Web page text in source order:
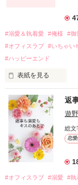
それから約十二年後
過去の傷から、二度
運命のような再会を
酔った勢いで一夜を
さらに、美桜が初め
『責任をとる、結婚
戸惑う美桜とは裏腹
甘やかしてくる。
そんなある日、哲平
遭っていることを知
美桜を守るため、
夏木美桜(なつきみ
#溺愛＆執着愛 #俺様 #御
#オフィスラブ #いちゃい
#ハッピーエンド
表紙を見る
おかしな噂を流さ
桜は、海外で傷心旅
い、酒の勢いもあり
帰国後、美桜は新
なんと彼の正体は
れて起業した新進気
――御影恭司その人
なぜか恭司から飼
返
遊
総文
恋
#オフィスラブ #溺愛 #執